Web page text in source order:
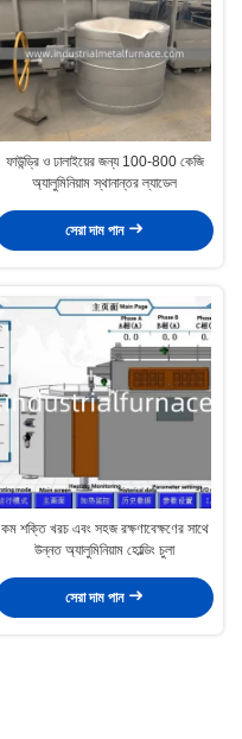
ফাউন্ড্রি ও ঢালাইয়ের জন্য 100-800 কেজি
অ্যালুমিনিয়াম স্থানান্তর ল্যাডেল
সেরা দাম পান
কম শক্তি খরচ এবং সহজ রক্ষণাবেক্ষণের সাথে
উন্নত অ্যালুমিনিয়াম হোল্ডিং চুলা
সেরা দাম পান